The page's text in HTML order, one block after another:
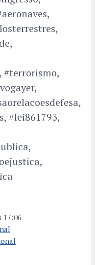
#terrorismo,
#lei861793,
17:06